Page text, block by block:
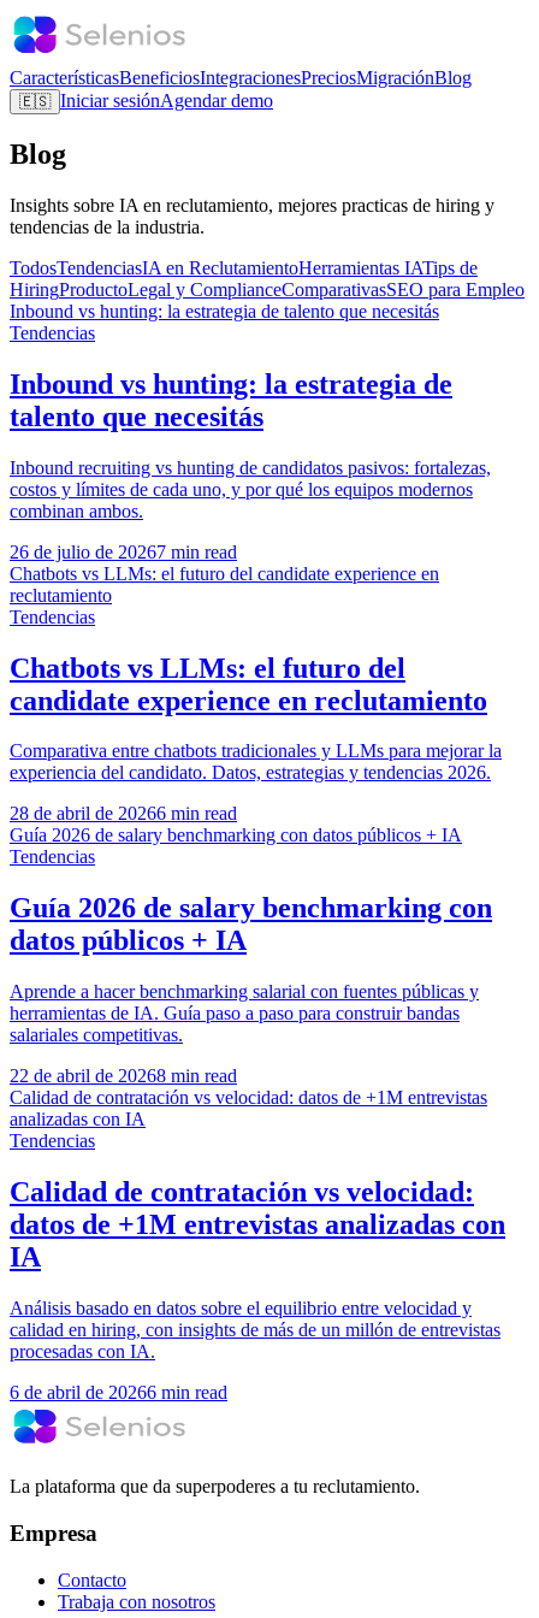
CaracterísticasBeneficiosIntegracionesPreciosMigraciónBlog
🇪🇸 Iniciar sesiónAgendar demo
Blog
Insights sobre IA en reclutamiento, mejores practicas de hiring y
tendencias de la industria.
TodosTendenciasIA en ReclutamientoHerramientas IATips de
HiringProductoLegal y ComplianceComparativasSEO para Empleo
Inbound vs hunting: la estrategia de talento que necesitás
Tendencias
Inbound vs hunting: la estrategia de
talento que necesitás
Inbound recruiting vs hunting de candidatos pasivos: fortalezas,
costos y límites de cada uno, y por qué los equipos modernos
combinan ambos.
26 de julio de 20267 min read
Chatbots vs LLMs: el futuro del candidate experience en
reclutamiento
Tendencias
Chatbots vs LLMs: el futuro del
candidate experience en reclutamiento
Comparativa entre chatbots tradicionales y LLMs para mejorar la
experiencia del candidato. Datos, estrategias y tendencias 2026.
28 de abril de 20266 min read
Guía 2026 de salary benchmarking con datos públicos + IA
Tendencias
Guía 2026 de salary benchmarking con
datos públicos + IA
Aprende a hacer benchmarking salarial con fuentes públicas y
herramientas de IA. Guía paso a paso para construir bandas
salariales competitivas.
22 de abril de 20268 min read
Calidad de contratación vs velocidad: datos de +1M entrevistas
analizadas con IA
Tendencias
Calidad de contratación vs velocidad:
datos de +1M entrevistas analizadas con
IA
Análisis basado en datos sobre el equilibrio entre velocidad y
calidad en hiring, con insights de más de un millón de entrevistas
procesadas con IA.
6 de abril de 20266 min read
La plataforma que da superpoderes a tu reclutamiento.
Empresa
Contacto
Trabaja con nosotros